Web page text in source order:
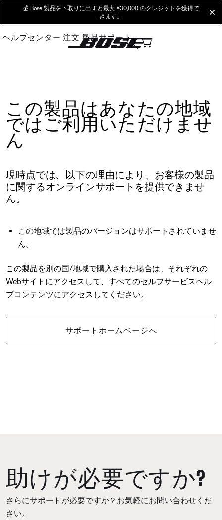
Main
💰 Bose 製品を下取りに出すと最大 ¥30,000 のクレジットを獲得で
きます。
ヘルプセンター 注文 製品サポート
この製品はあなたの地域
ではご利用いただけませ
ん
現時点では、以下の理由により、お客様の製品
に関するオンラインサポートを提供できませ
ん。
この地域では製品のバージョンはサポートされていませ
ん。
この製品を別の国/地域で購入された場合は、それぞれの
Webサイトにアクセスして、すべてのセルフサービスヘル
プコンテンツにアクセスしてください。
サポートホームページへ
助けが必要ですか?
さらにサポートが必要ですか？お気軽にお問い合わせくだ
さい。